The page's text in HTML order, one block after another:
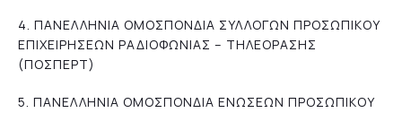
4. ΠΑΝΕΛΛΗΝΙΑ ΟΜΟΣΠΟΝΔΙΑ ΣΥΛΛΟΓΩΝ ΠΡΟΣΩΠΙΚΟΥ
ΕΠΙΧΕΙΡΗΣΕΩΝ ΡΑΔΙΟΦΩΝΙΑΣ – ΤΗΛΕΟΡΑΣΗΣ
(ΠΟΣΠΕΡΤ)
5. ΠΑΝΕΛΛΗΝΙΑ ΟΜΟΣΠΟΝΔΙΑ ΕΝΩΣΕΩΝ ΠΡΟΣΩΠΙΚΟΥ